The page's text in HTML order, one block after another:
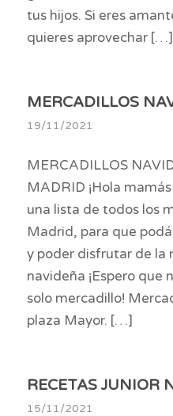
tus hijos. Si eres
quieres aprovechar […]
MERCADILLOS
19/11/2021
MERCADILLOS
MADRID ¡Hola
una lista de todos los
Madrid, para que
y poder disfrutar de la
navideña ¡Espero que
solo mercadillo!
plaza Mayor. […]
RECETAS JUNIOR
15/11/2021